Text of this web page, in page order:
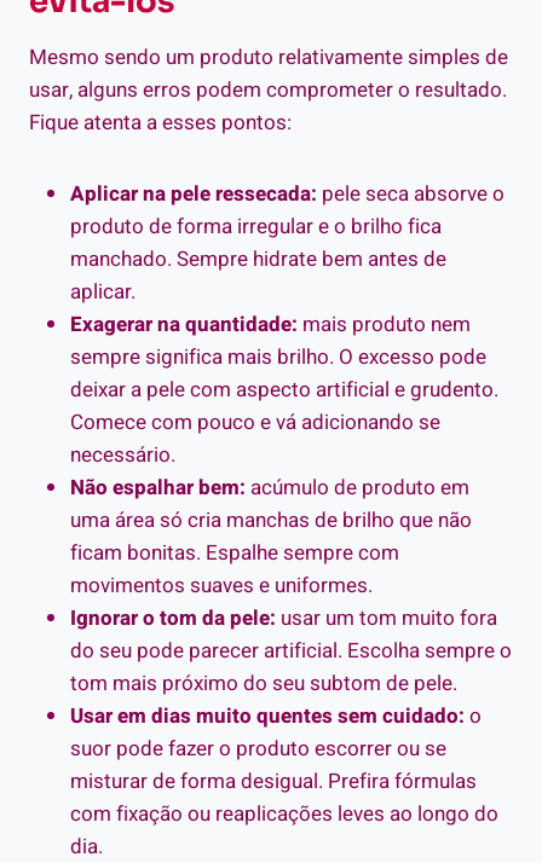
Mesmo sendo um produto relativamente simples de
usar, alguns erros podem comprometer o resultado.
Fique atenta a esses pontos:
Aplicar na pele ressecada: pele seca absorve o
produto de forma irregular e o brilho fica
manchado. Sempre hidrate bem antes de
aplicar.
Exagerar na quantidade: mais produto nem
sempre significa mais brilho. O excesso pode
deixar a pele com aspecto artificial e grudento.
Comece com pouco e vá adicionando se
necessário.
Não espalhar bem: acúmulo de produto em
uma área só cria manchas de brilho que não
ficam bonitas. Espalhe sempre com
movimentos suaves e uniformes.
Ignorar o tom da pele: usar um tom muito fora
do seu pode parecer artificial. Escolha sempre o
tom mais próximo do seu subtom de pele.
Usar em dias muito quentes sem cuidado: o
suor pode fazer o produto escorrer ou se
misturar de forma desigual. Prefira fórmulas
com fixação ou reaplicações leves ao longo do
dia.